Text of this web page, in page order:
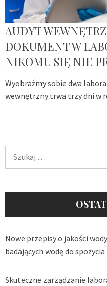
AUDYT
DOKUMENT W
NIKOMU SIĘ NIE
Wyobraźmy sobie dwa
wewnętrzny trwa trzy dni w
Nowe przepisy o jakości
badających wodę do
Skuteczne zarządzanie